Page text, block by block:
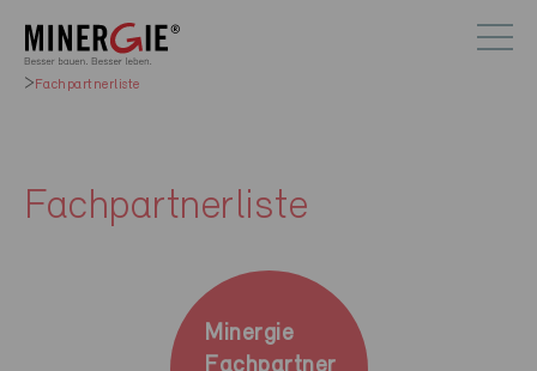
Fachpartnerliste
Fachpartnerliste
Minergie
Fachpartner